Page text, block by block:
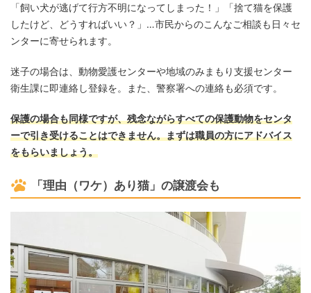
「飼い犬が逃げて行方不明になってしまった！」「捨て猫を保護
したけど、どうすればいい？」…市民からのこんなご相談も日々セ
ンターに寄せられます。
迷子の場合は、動物愛護センターや地域のみまもり支援センター
衛生課に即連絡し登録を。また、警察署への連絡も必須です。
保護の場合も同様ですが、残念ながらすべての保護動物をセンタ
ーで引き受けることはできません。まずは職員の方にアドバイス
をもらいましょう。
「理由（ワケ）あり猫」の譲渡会も